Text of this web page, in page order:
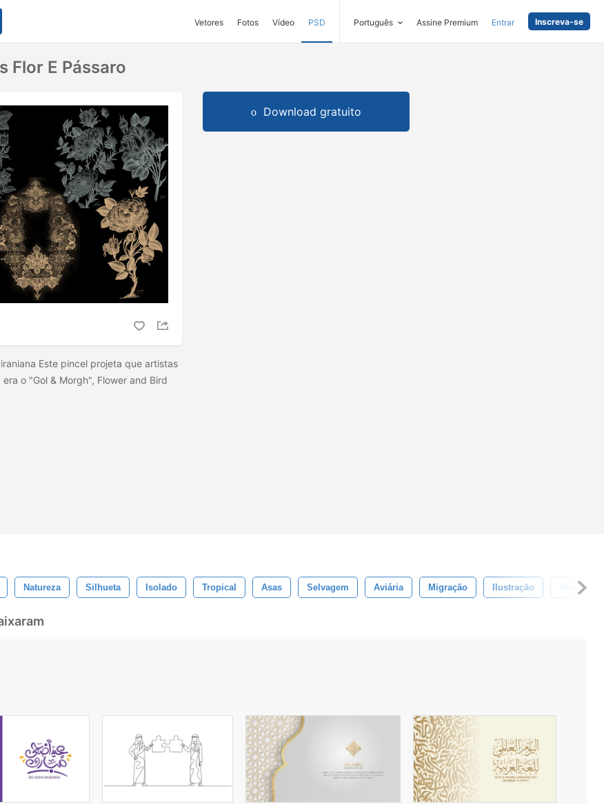
Vetores Fotos Vídeo PSD Português Assine Premium Entrar Inscreva-se
Flor E Pássaro
Este pincel projeta que artistas
o "Gol & Morgh", Flower and Bird
Download gratuito
Natureza Silhueta Isolado Tropical Asas Selvagem Aviária Migração Ilustração Vetor